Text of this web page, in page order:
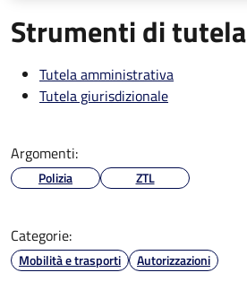
Strumenti di tutela
Tutela amministrativa
Tutela giurisdizionale
Argomenti:
Polizia ZTL
Categorie:
Mobilità e trasporti Autorizzazioni